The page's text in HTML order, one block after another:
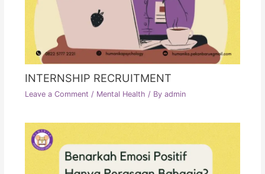
INTERNSHIP RECRUITMENT
Leave a Comment / Mental Health / By admin